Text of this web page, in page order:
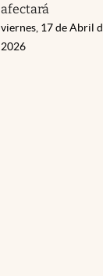
afectará
viernes, 17 de Abril
2026